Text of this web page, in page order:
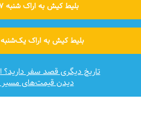
بلیط کیش به اراک شنبه ۱۷ مرداد
بلیط کیش به اراک یک‌شنبه ۱۸ مرداد
تاریخ دیگری قصد سفر دارید؟
دیدن قیمت‌های